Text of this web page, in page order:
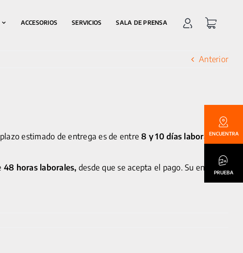
ACCESORIOS SERVICIOS SALA DE PRENSA
Anterior
estimado de entrega es de entre8 y 10 días laborables,
48 horas laborales, desde que se acepta el pago. Su entrega
ENCUENTRA
PRUEBA